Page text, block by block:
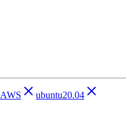
AWS
ubuntu20.04